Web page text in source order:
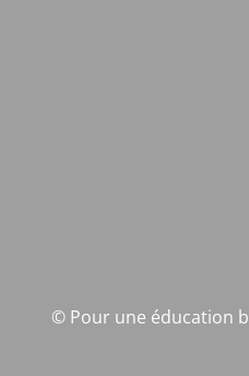
© Pour une éducation